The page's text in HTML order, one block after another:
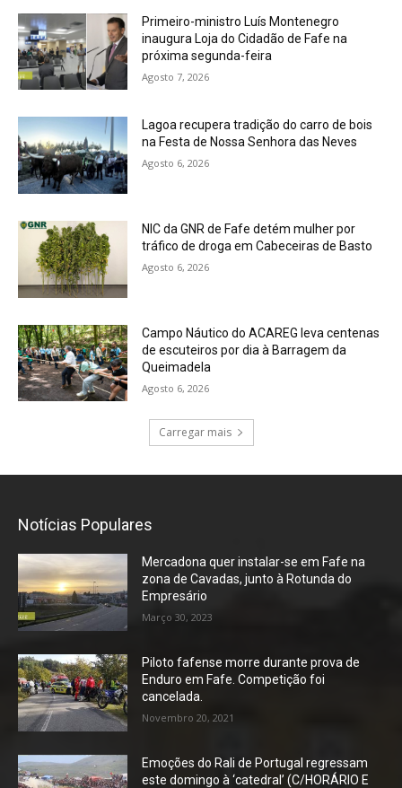
Primeiro-ministro Luís Montenegro
inaugura Loja do Cidadão de Fafe na
próxima segunda-feira
Agosto 7, 2026
Lagoa recupera tradição do carro de bois
na Festa de Nossa Senhora das Neves
Agosto 6, 2026
NIC da GNR de Fafe detém mulher por
tráfico de droga em Cabeceiras de Basto
Agosto 6, 2026
Campo Náutico do ACAREG leva centenas
de escuteiros por dia à Barragem da
Queimadela
Agosto 6, 2026
Carregar mais
Notícias Populares
Mercadona quer instalar-se em Fafe na
zona de Cavadas, junto à Rotunda do
Empresário
Março 30, 2023
Piloto fafense morre durante prova de
Enduro em Fafe. Competição foi
cancelada.
Novembro 20, 2021
Emoções do Rali de Portugal regressam
este domingo à ‘catedral’ (C/HORÁRIO E